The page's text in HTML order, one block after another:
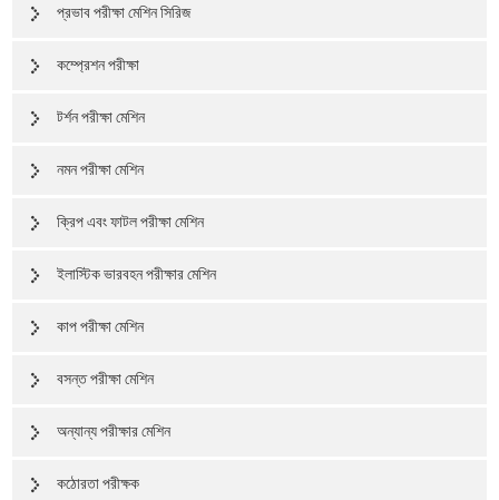
প্রভাব পরীক্ষা মেশিন সিরিজ
কম্প্রেশন পরীক্ষা
টর্শন পরীক্ষা মেশিন
নমন পরীক্ষা মেশিন
ক্রিপ এবং ফাটল পরীক্ষা মেশিন
ইলাস্টিক ভারবহন পরীক্ষার মেশিন
কাপ পরীক্ষা মেশিন
বসন্ত পরীক্ষা মেশিন
অন্যান্য পরীক্ষার মেশিন
কঠোরতা পরীক্ষক